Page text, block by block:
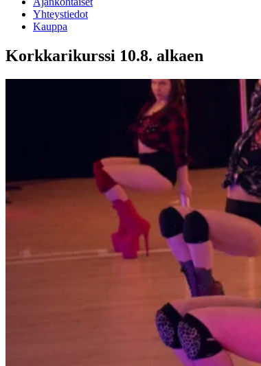
Yhteystiedot
Kauppa
Korkkarikurssi 10.8. alkaen